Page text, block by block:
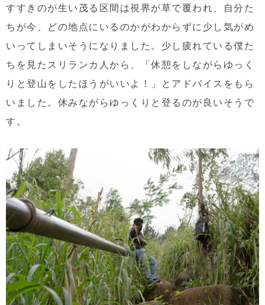
すすきのが生い茂る区間は視界が草で覆われ、自分た
ちが今、どの地点にいるのかがわからずに少し気がめ
いってしまいそうになりました。少し疲れている僕た
ちを見たスリランカ人から、「休憩をしながらゆっく
りと登山をしたほうがいいよ！」とアドバイスをもら
いました。休みながらゆっくりと登るのが良いそうで
す。